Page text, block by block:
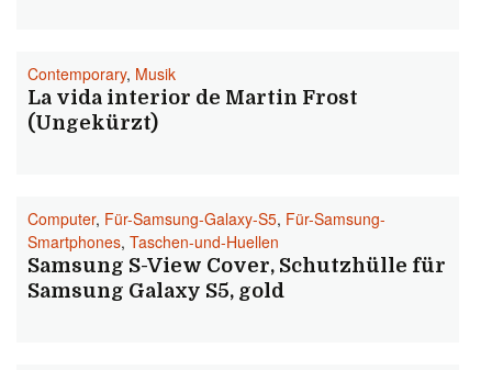
Contemporary, Musik
La vida interior de Martin Frost
(Ungekürzt)
Computer, Für-Samsung-Galaxy-S5, Für-Samsung-
Smartphones, Taschen-und-Huellen
Samsung S-View Cover, Schutzhülle für
Samsung Galaxy S5, gold